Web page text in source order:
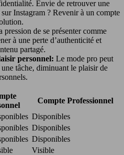
Envie de retrouver une
Instagram ? Revenir à un compte
pression de se présenter comme
à une perte d’authenticité et
partagé.
personnel: Le mode pro peut
tâche, diminuant le plaisir de
Compte Professionnel
Disponibles
Disponibles
Disponibles
Visible